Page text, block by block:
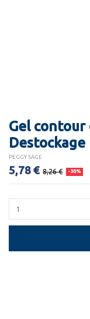
Gel
PEGGY SAGE
5,78 € 8,26 € -30%